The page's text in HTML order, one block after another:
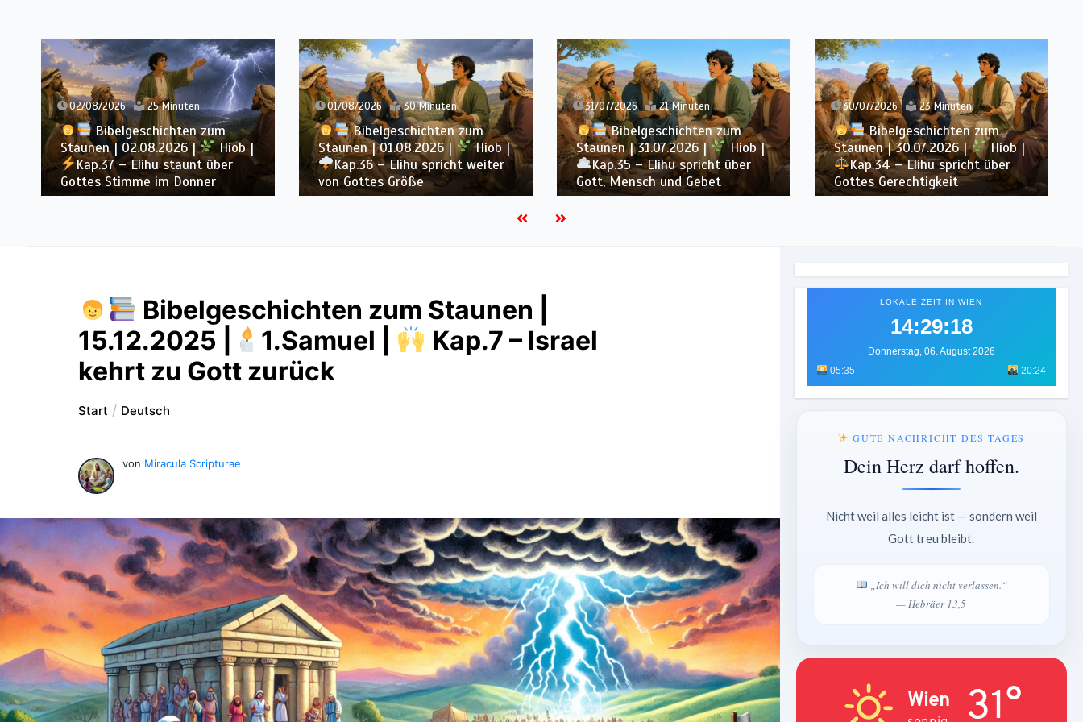
02/08/2026 25 Minuten
Bibelgeschichten zum
Staunen | 02.08.2026 |
Hiob |
Kap.37 – Elihu staunt über
Gottes Stimme im Donner
01/08/2026 30 Minuten
Bibelgeschichten zum
Staunen | 01.08.2026 |
Hiob |
Kap.36 – Elihu spricht weiter
von Gottes Größe
31/07/2026 21 Minuten
Bibelgeschichten zum
Staunen | 31.07.2026 |
Hiob |
Kap.35 – Elihu spricht über
Gott, Mensch und Gebet
30/07/2026 23 Minuten
Bibelgeschichten zum
Staunen | 30.07.2026 |
Hiob |
Kap.34 – Elihu spricht über
Gottes Gerechtigkeit
Bibelgeschichten zum Staunen |
15.12.2025 |
1.Samuel |
Kap.7 – Israel
kehrt zu Gott zurück
Start Deutsch
von Miracula Scripturae
LOKALE ZEIT IN WIEN
14:29:20
Donnerstag, 06. August 2026
05:35
20:24
GUTE NACHRICHT DES TAGES
Dein Herz darf hoffen.
Nicht weil alles leicht ist — sondern weil
Gott treu bleibt.
„Ich will dich nicht verlassen.“
— Hebräer 13,5
Wien 31°